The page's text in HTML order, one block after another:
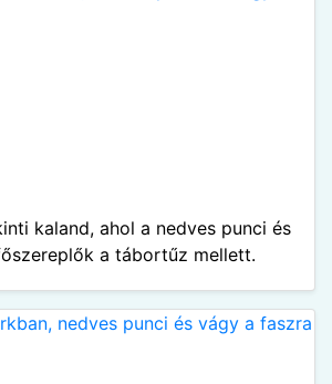
kaland, ahol a nedves punci és
a tábortűz mellett.